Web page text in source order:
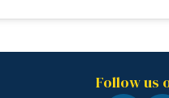
Follow us